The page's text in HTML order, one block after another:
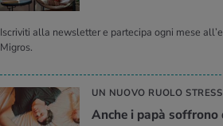
Iscriviti alla newsletter e partecipa ogni mese
Migros.
UN NUOVO RUOLO
Anche i papà soffrono